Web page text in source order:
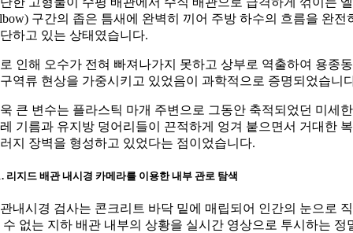
구간의 좁은 틈새에 완벽히 끼어 주방 하수의 흐름을 완전
하고 있는 상태였습니다.
인해 오수가 전혀 빠져나가지 못하고 상부로 역출하여 용종
역류 현상을 가중시키고 있었음이 과학적으로 증명되었습니
큰 변수는 플라스틱 마개 주변으로 그동안 축적되었던 미세한
기름과 유지방 덩어리들이 끈적하게 엉겨 붙으면서 거대한
지 장벽을 형성하고 있었다는 점이었습니다.
리지드 배관 내시경 카메라를 이용한 내부 관로 탐색
내시경 검사는 콘크리트 바닥 밑에 매립되어 인간의 눈으로
수 없는 지하 배관 내부의 상황을 실시간 영상으로 투시하는 정